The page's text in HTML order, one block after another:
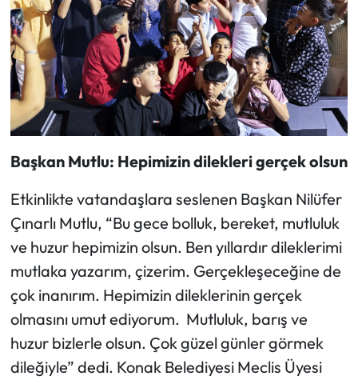
Başkan Mutlu: Hepimizin dilekleri gerçek olsun
Etkinlikte vatandaşlara seslenen Başkan Nilüfer
Çınarlı Mutlu, “Bu gece bolluk, bereket, mutluluk
ve huzur hepimizin olsun. Ben yıllardır dileklerimi
mutlaka yazarım, çizerim. Gerçekleşeceğine de
çok inanırım. Hepimizin dileklerinin gerçek
olmasını umut ediyorum. Mutluluk, barış ve
huzur bizlerle olsun. Çok güzel günler görmek
dileğiyle” dedi. Konak Belediyesi Meclis Üyesi